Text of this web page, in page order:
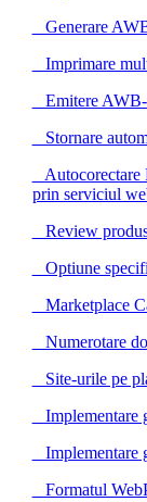
Generare
Imprimare
Emitere
Stornare
Autocorectare
prin serviciul
Review
Optiune
Marketplace
Numerotare
Site-urile pe
Implementare
Implementare
Formatul